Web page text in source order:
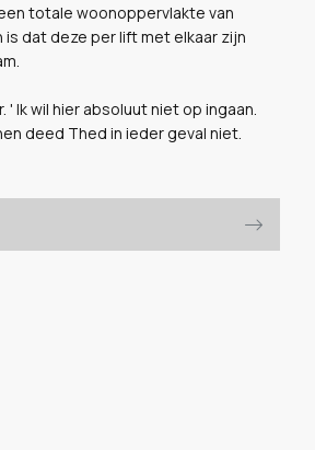
totale woonoppervlakte van
dat deze per lift met elkaar zijn
Ik wil hier absoluut niet op ingaan.
deed Thed in ieder geval niet.